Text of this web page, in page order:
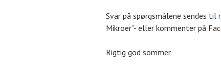
Svar på spørgsmålene sendes til
Mikroer”- eller kommenter på
Rigtig god sommer